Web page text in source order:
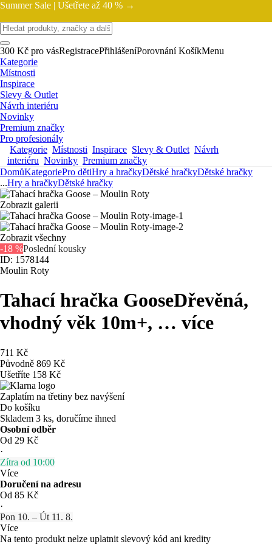
Summer Sale | Ušetřete až 40 % →
300 Kč pro vásRegistracePřihlášeníPorovnání KošíkMenu
Kategorie
Místnosti
Inspirace
Slevy & Outlet
Návrh interiéru
Novinky
Premium značky
Pro profesionály
Kategorie Místnosti Inspirace Slevy & Outlet Návrh
interiéru Novinky Premium značky
DomůKategoriePro dětiHry a hračkyDětské hračkyDětské hračky
...Hry a hračkyDětské hračky
Zobrazit galerii
Zobrazit všechny
-18 %Poslední kousky
ID: 1578144
Moulin Roty
Tahací hračka GooseDřevěná,
vhodný věk 10m+, … více
711 Kč
Původně 869 Kč
Ušetříte 158 Kč
Zaplatím na třetiny bez navýšení
Do košíku
Skladem 3 ks, doručíme ihned
Osobní odběr
Od 29 Kč
·
Zítra od 10:00
Více
Doručení na adresu
Od 85 Kč
·
Pon 10. – Út 11. 8.
Více
Na tento produkt nelze uplatnit slevový kód ani kredity